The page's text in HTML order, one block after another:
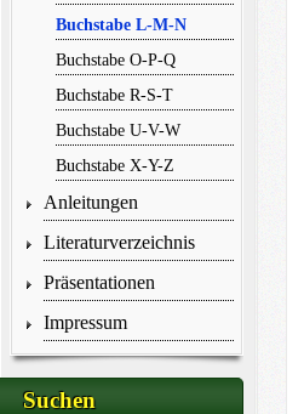
Buchstabe L-M-N
Buchstabe O-P-Q
Buchstabe R-S-T
Buchstabe U-V-W
Buchstabe X-Y-Z
Anleitungen
Literaturverzeichnis
Präsentationen
Impressum
Suchen